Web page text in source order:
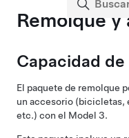
Remolque
Capacidad
El paquete de remolque
un accesorio (bicicletas,
etc.) con el Model 3.